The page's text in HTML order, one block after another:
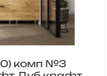
комп №3